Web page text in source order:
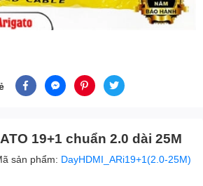
19+1 chuẩn 2.0 dài 25M
sản phẩm: DayHDMI_ARi19+1(2.0-25M)